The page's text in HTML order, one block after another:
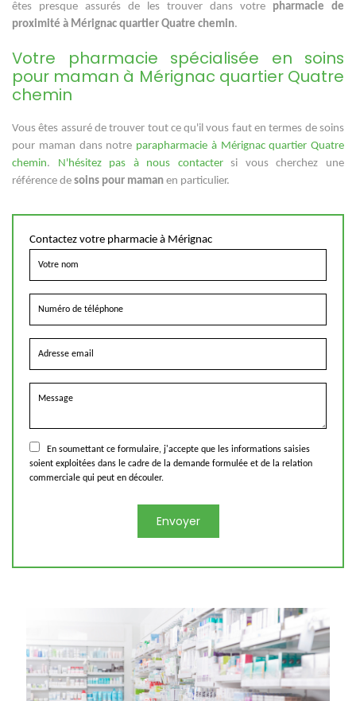
êtes presque assurés de les trouver dans votre pharmacie de
proximité à Mérignac quartier Quatre chemin.
Votre pharmacie spécialisée en soins
pour maman à Mérignac quartier Quatre
chemin
Vous êtes assuré de trouver tout ce qu'il vous faut en termes de soins
pour maman dans notre parapharmacie à Mérignac quartier Quatre
chemin. N'hésitez pas à nous contactersi vous cherchez une
référence de soins pour maman en particulier.
Contactez votre pharmacie à Mérignac
En soumettant ce formulaire, j'accepte que les informations saisies
soient exploitées dans le cadre de la demande formulée et de la relation
commerciale qui peut en découler.